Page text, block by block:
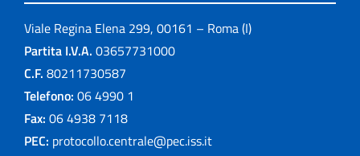
Viale Regina Elena 299, 00161 – Roma (I)
Partita I.V.A. 03657731000
C.F. 80211730587
Telefono: 06 4990 1
Fax: 06 4938 7118
PEC: protocollo.centrale@pec.iss.it